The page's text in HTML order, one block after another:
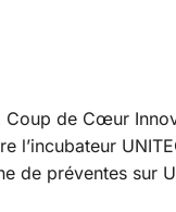
Coup de Cœur
l’incubateur
de préventes sur